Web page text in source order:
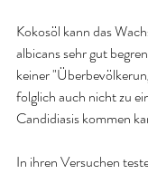
Kokosöl kann das
albicans sehr gut
keiner
folglich auch nicht zu
Candidiasis kommen
In ihren Versuchen